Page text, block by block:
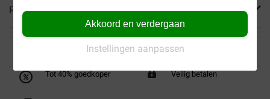
Akkoord en verdergaan
Instellingen aanpassen
Reviews
Tot 40% goedkoper Veilig betalen